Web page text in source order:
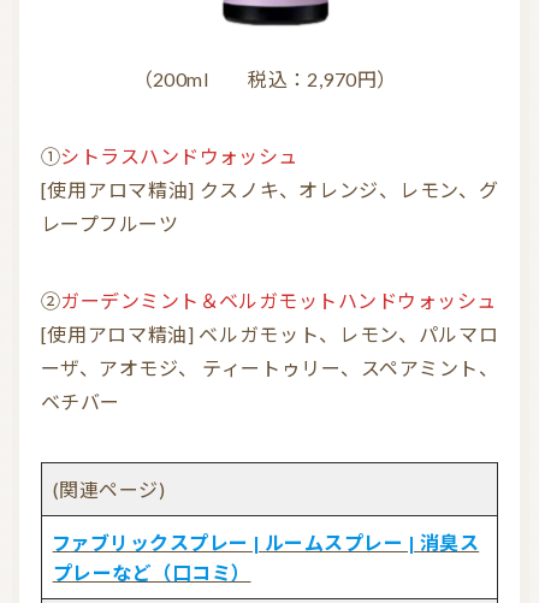
（200ml 税込：2,970円）
①シトラスハンドウォッシュ
[使用アロマ精油] クスノキ、オレンジ、レモン、グ
レープフルーツ
②ガーデンミント＆ベルガモットハンドウォッシュ
[使用アロマ精油] ベルガモット、レモン、パルマロ
ーザ、アオモジ、 ティートゥリー、スペアミント、
ベチバー
(関連ページ)
ファブリックスプレー | ルームスプレー | 消臭ス
プレーなど（口コミ）